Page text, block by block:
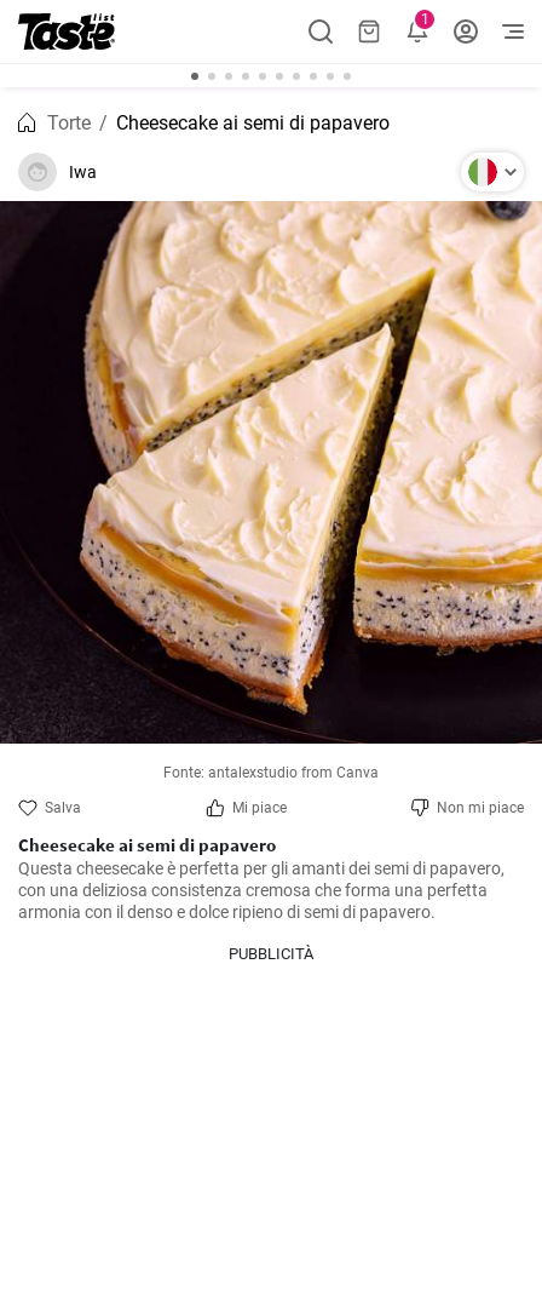
1
Torte Cheesecake ai semi di papavero
Iwa
Fonte: antalexstudio from Canva
Salva Mi piace Non mi piace
Cheesecake ai semi di papavero
Questa cheesecake è perfetta per gli amanti dei semi di papavero,
con una deliziosa consistenza cremosa che forma una perfetta
armonia con il denso e dolce ripieno di semi di papavero.
PUBBLICITÀ